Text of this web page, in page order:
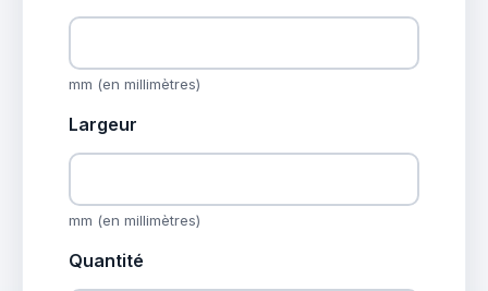
mm (en millimètres)
Largeur
mm (en millimètres)
Quantité